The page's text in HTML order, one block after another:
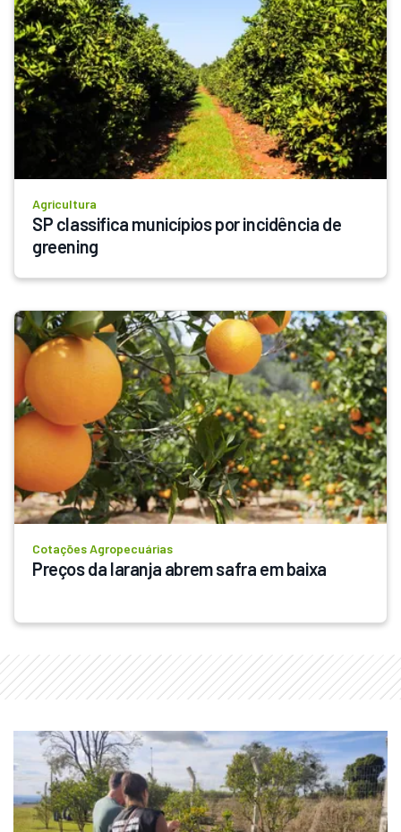
Agricultura
SP classifica municípios por incidência de
greening
Cotações Agropecuárias
Preços da laranja abrem safra em baixa